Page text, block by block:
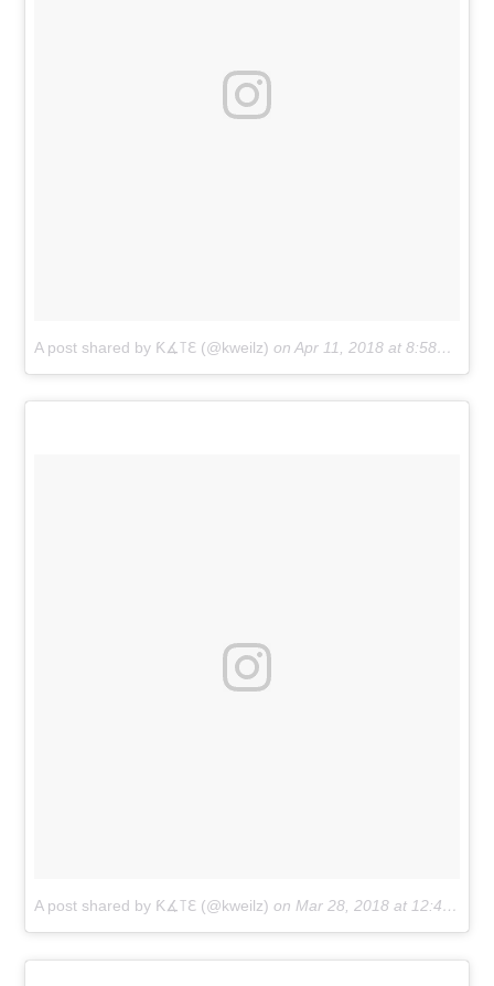
A post shared by Ƙ∡꓄ℇ (@kweilz) onApr 11, 2018 at 8:58am PDT
A post shared by Ƙ∡꓄ℇ (@kweilz) onMar 28, 2018 at 12:43pm PDT